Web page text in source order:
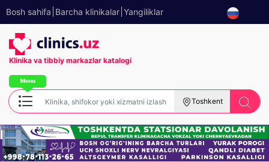
Bosh sahifa Barcha klinikalar Yangiliklar
Klinika va tibbiy markazlar katalogi
Toshkent